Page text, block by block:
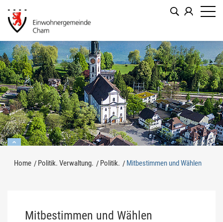
Kopfzeile
Inhalt
Home Politik. Verwaltung. Politik. Mitbestimmen und Wählen
Mitbestimmen und Wählen